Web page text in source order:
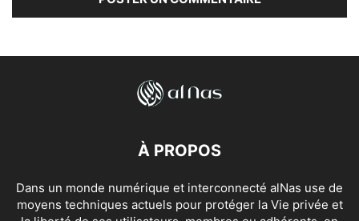
À PROPOS
Dans un monde numérique et interconnecté alNas use de
moyens techniques actuels pour protéger la Vie privée et